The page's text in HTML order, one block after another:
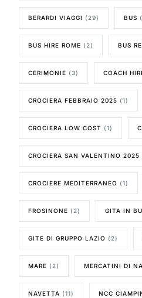
BERARDI VIAGGI (29) BUS
BUS HIRE ROME (2) BUS
CERIMONIE (3) COACH
CROCIERA FEBBRAIO 2025 (1)
CROCIERA LOW COST (1)
CROCIERA SAN VALENTINO 2025
CROCIERE MEDITERRANEO (1)
FROSINONE (2) GITA IN
GITE DI GRUPPO LAZIO (2)
MARE (2) MERCATINI DI
NAVETTA (11) NCC